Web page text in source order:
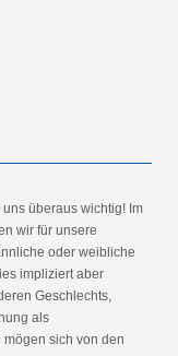
überaus wichtig! Im
wir für unsere
oder weibliche
impliziert aber
Geschlechts,
als
sich von den